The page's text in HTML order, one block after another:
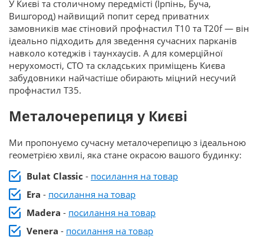
У Києві та столичному передмісті (Ірпінь, Буча,
Вишгород) найвищий попит серед приватних
замовників має стіновий профнастил Т10 та Т20f — він
ідеально підходить для зведення сучасних парканів
навколо котеджів і таунхаусів. А для комерційної
нерухомості, СТО та складських приміщень Києва
забудовники найчастіше обирають міцний несучий
профнастил Т35.
Металочерепиця у Києві
Ми пропонуємо сучасну металочерепицю з ідеальною
геометрією хвилі, яка стане окрасою вашого будинку:
Bulat Classic - посилання на товар
Era - посилання на товар
Madera - посилання на товар
Venera - посилання на товар